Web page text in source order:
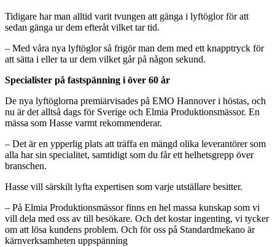
Tidigare har man alltid varit tvungen att gänga i lyftöglor för att
sedan gänga ur dem efteråt vilket tar tid.
– Med våra nya lyftöglor så frigör man dem med ett knapptryck för
att sätta i eller ta ur dem vilket går på någon sekund.
Specialister på fastspänning i över 60 år
De nya lyftöglorna premiärvisades på EMO Hannover i höstas, och
nu är det alltså dags för Sverige och Elmia Produktionsmässor. En
mässa som Hasse varmt rekommenderar.
– Det är en ypperlig plats att träffa en mängd olika leverantörer som
alla har sin specialitet, samtidigt som du får ett helhetsgrepp över
branschen.
Hasse vill särskilt lyfta expertisen som varje utställare besitter.
– På Elmia Produktionsmässor finns en hel massa kunskap som vi
vill dela med oss av till besökare. Och det kostar ingenting, vi tycker
om att lösa kundens problem. Och för oss på Standardmekano är
kärnverksamheten uppspänning